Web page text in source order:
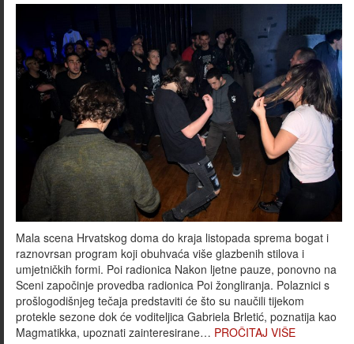
Mala scena Hrvatskog doma do kraja listopada sprema bogat i
raznovrsan program koji obuhvaća više glazbenih stilova i
umjetničkih formi. Poi radionica Nakon ljetne pauze, ponovno na
Sceni započinje provedba radionica Poi žongliranja. Polaznici s
prošlogodišnjeg tečaja predstaviti će što su naučili tijekom
protekle sezone dok će voditeljica Gabriela Brletić, poznatija kao
Magmatikka, upoznati zainteresirane… PROČITAJ VIŠE